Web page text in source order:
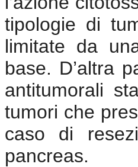
tipologie di
limitate da
base. D’altra
antitumorali
tumori che
caso di
pancreas.